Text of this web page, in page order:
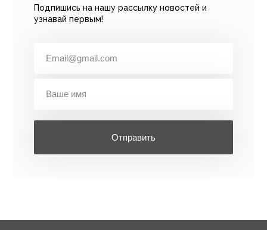
Подпишись на нашу рассылку новостей и
узнавай первым!
Отправить